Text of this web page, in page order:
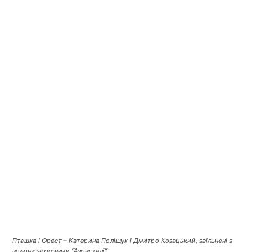
Пташка і Орест – Катерина Поліщук і Дмитро Козацький, звільнені з